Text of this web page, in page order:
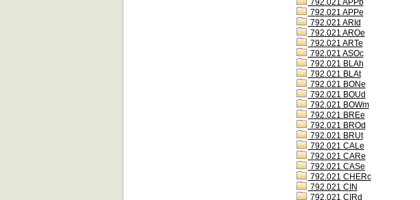
792.021 APPb
792.021 APPe
792.021 ARId
792.021 AROe
792.021 ARTe
792.021 ASOc
792.021 BLAh
792.021 BLAt
792.021 BONe
792.021 BOUd
792.021 BOWm
792.021 BREe
792.021 BROd
792.021 BRUt
792.021 CALe
792.021 CARe
792.021 CASe
792.021 CHERc
792.021 CIN
792.021 CIRd